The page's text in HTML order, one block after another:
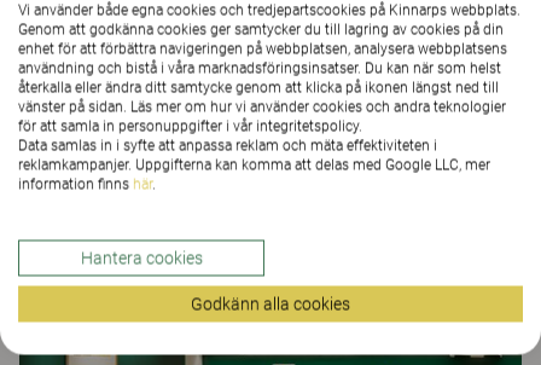
Nymansgården korttidsboende
OMSORG
Vi använder både egna cookies och tredjepartscookies på Kinnarps webbplats.
Genom att godkänna cookies ger samtycker du till lagring av cookies på din
enhet för att förbättra navigeringen på webbplatsen, analysera webbplatsens
användning och bistå i våra marknadsföringsinsatser. Du kan när som helst
återkalla eller ändra ditt samtycke genom att klicka på ikonen längst ned till
vänster på sidan. Läs mer om hur vi använder cookies och andra teknologier
för att samla in personuppgifter i vår integritetspolicy.
Data samlas in i syfte att anpassa reklam och mäta effektiviteten i
reklamkampanjer. Uppgifterna kan komma att delas med Google LLC, mer
information finns här.
Hantera cookies
Godkänn alla cookies